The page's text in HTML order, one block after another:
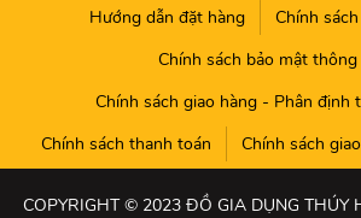
Hướng dẫn đặt hàng
Chính
Chính sách bảo mật
Chính sách giao hàng - Phân định
Chính sách thanh toán
Chính sách
COPYRIGHT © 2023 ĐỒ GIA DỤNG THÚY